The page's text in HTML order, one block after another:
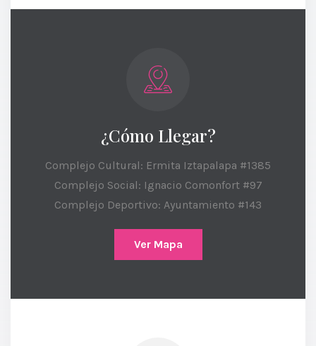
¿Cómo Llegar?
Complejo Cultural: Ermita Iztapalapa #1385
Complejo Social: Ignacio Comonfort #97
Complejo Deportivo: Ayuntamiento #143
Ver Mapa